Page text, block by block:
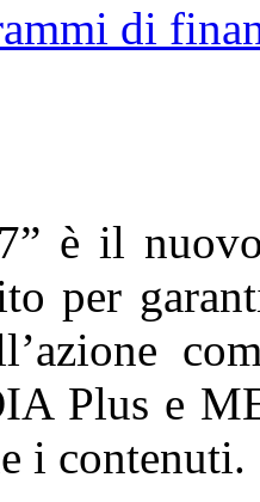
di
è il
per
Plus e
i contenuti.